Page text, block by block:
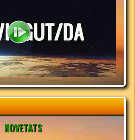
NOVETATS